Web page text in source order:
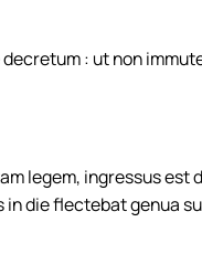
: ut non
legem, ingressus est
die flectebat genua